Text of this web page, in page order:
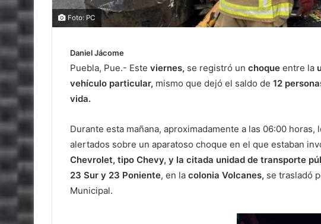
Foto: PC
Daniel Jácome
Puebla, Pue.- Este viernes, se registró un choque entre la
vehículo particular, mismo que dejó el saldo de 12
vida.
Durante esta mañana, aproximadamente a las 06:00 horas,
alertados sobre un aparatoso choque en el que estaban
Chevrolet, tipo Chevy, y la citada unidad de transporte
23 Sur y 23 Poniente, en la colonia Volcanes, se trasladó
Municipal.